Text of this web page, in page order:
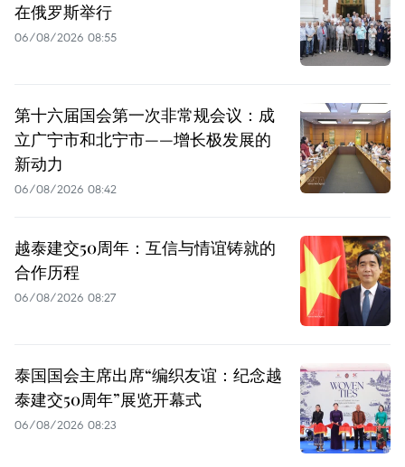
在俄罗斯举行
06/08/2026 08:55
第十六届国会第一次非常规会议：成
立广宁市和北宁市——增长极发展的
新动力
06/08/2026 08:42
越泰建交50周年：互信与情谊铸就的
合作历程
06/08/2026 08:27
泰国国会主席出席“编织友谊：纪念越
泰建交50周年”展览开幕式
06/08/2026 08:23